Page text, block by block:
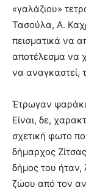
«γαλάζιου»
Τασούλα, Α.
πεισματικά να
αποτέλεσμα να
να αναγκαστεί,
Έτρωγαν
Είναι, δε,
σχετική φωτο
δήμαρχος
δήμος του ήταν,
ζώου από τον